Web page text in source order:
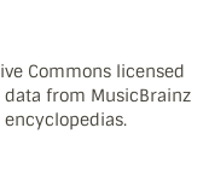
Commons licensed
data from MusicBrainz